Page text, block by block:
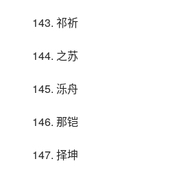
143. 祁祈
144. 之苏
145. 泺舟
146. 那铠
147. 择坤